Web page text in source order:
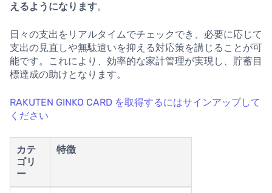
えるようになります。
日々の支出をリアルタイムでチェックでき、必要に応じて
支出の見直しや無駄遣いを抑える対応策を講じることが可
能です。これにより、効率的な家計管理が実現し、貯蓄目
標達成の助けとなります。
RAKUTEN GINKO CARD を取得するにはサインアップして
ください
カテ
ゴリ
ー
特徴